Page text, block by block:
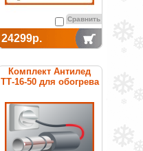
Сравнить
24299р.
Комплект Антилед
ТТ-16-50 для обогрева